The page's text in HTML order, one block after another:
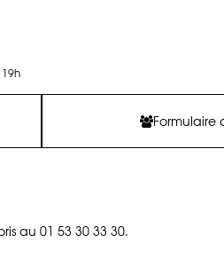
au 01 53 30 33 30.